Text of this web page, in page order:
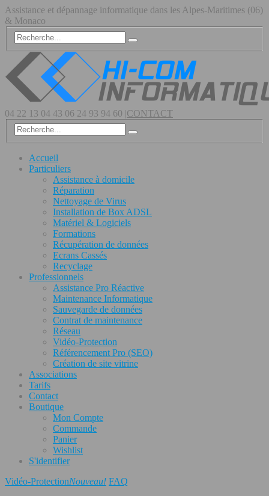
Assistance et dépannage informatique dans les Alpes-Maritimes (06)
& Monaco
04 22 13 04 43 06 24 93 94 60 |CONTACT
Accueil
Particuliers
Assistance à domicile
Réparation
Nettoyage de Virus
Installation de Box ADSL
Matériel & Logiciels
Formations
Récupération de données
Ecrans Cassés
Recyclage
Professionnels
Assistance Pro Réactive
Maintenance Informatique
Sauvegarde de données
Contrat de maintenance
Réseau
Vidéo-Protection
Référencement Pro (SEO)
Création de site vitrine
Associations
Tarifs
Contact
Boutique
Mon Compte
Commande
Panier
Wishlist
S'identifier
Vidéo-ProtectionNouveau! FAQ